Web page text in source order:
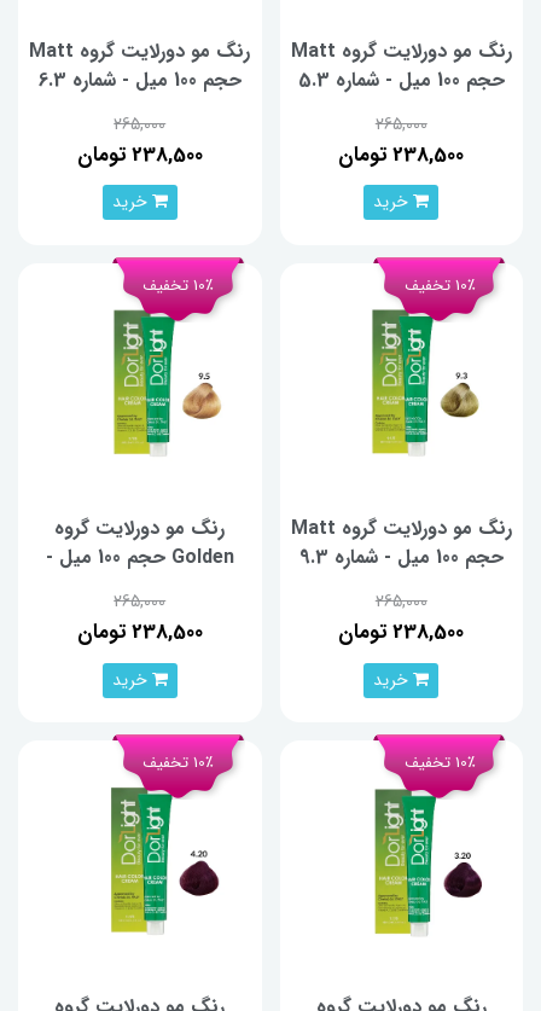
رنگ مو دورلایت گروه Matt
حجم 100 میل - شماره 5.3
265,000
238,500 تومان
خرید
رنگ مو دورلایت گروه Matt
حجم 100 میل - شماره 6.3
265,000
238,500 تومان
خرید
رنگ مو دورلایت گروه Matt
حجم 100 میل - شماره 9.3
265,000
238,500 تومان
10٪ تخفیف
خرید
رنگ مو دورلایت گروه
Golden حجم 100 میل -
شماره 9.5
265,000
238,500 تومان
10٪ تخفیف
خرید
10٪ تخفیف 10٪ تخفیف